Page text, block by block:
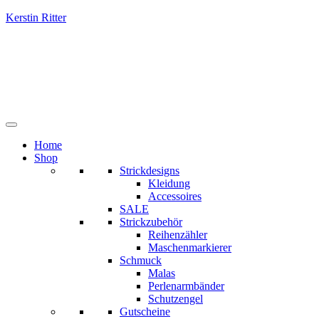
Kerstin Ritter
Home
Shop
Strickdesigns
Kleidung
Accessoires
SALE
Strickzubehör
Reihenzähler
Maschenmarkierer
Schmuck
Malas
Perlenarmbänder
Schutzengel
Gutscheine